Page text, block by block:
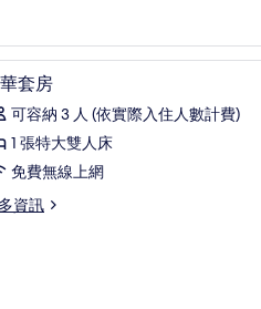
斗/熨衣板 高級寢
9 套房
可容納 3 人 (依實際入住人數計費)
1 張特大雙人床
免費無線上網
資訊